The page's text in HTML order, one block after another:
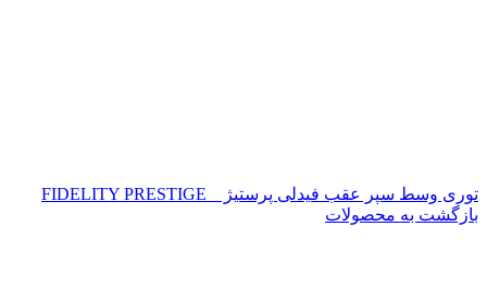
توری وسط سپر عقب فیدلی پرستیژ _ FIDELITY PRESTIGE
بازگشت به محصولات